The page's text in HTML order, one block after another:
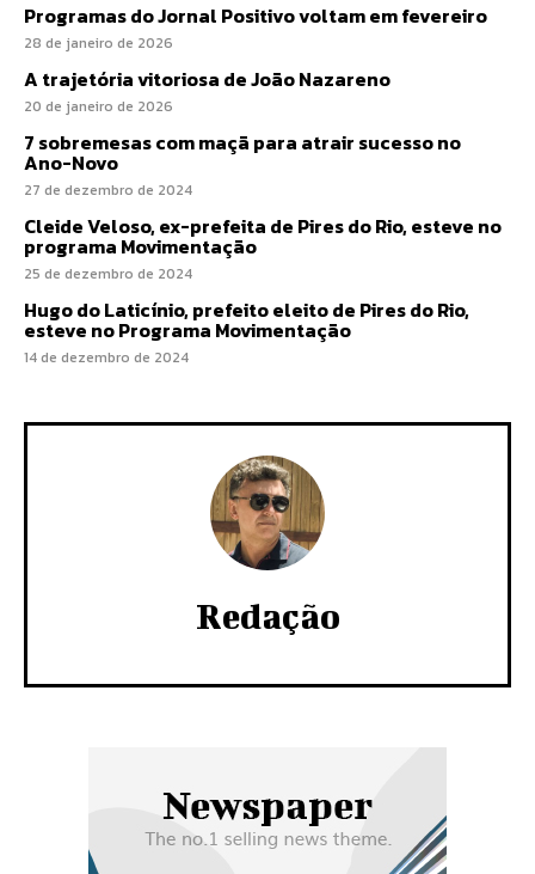
Programas do Jornal Positivo voltam em fevereiro
28 de janeiro de 2026
A trajetória vitoriosa de João Nazareno
20 de janeiro de 2026
7 sobremesas com maçã para atrair sucesso no
Ano-Novo
27 de dezembro de 2024
Cleide Veloso, ex-prefeita de Pires do Rio, esteve no
programa Movimentação
25 de dezembro de 2024
Hugo do Laticínio, prefeito eleito de Pires do Rio,
esteve no Programa Movimentação
14 de dezembro de 2024
Redação